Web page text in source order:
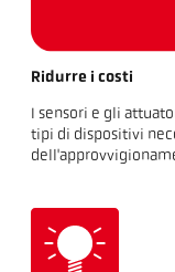
Ridurre i costi
I sensori e gli
tipi di dispositivi